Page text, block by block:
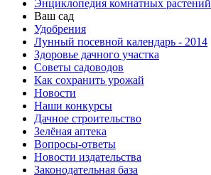
Энциклопедия комнатных растений
Ваш сад
Удобрения
Лунный посевной календарь - 2014
Здоровье дачного участка
Советы садоводов
Как сохранить урожай
Новости
Наши конкурсы
Дачное строительство
Зелёная аптека
Вопросы-ответы
Новости издательства
Законодательная база